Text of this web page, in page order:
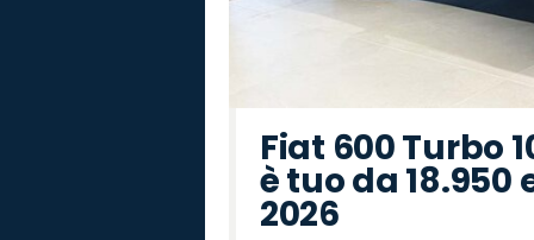
Fiat 600 Turbo
è tuo da
2026